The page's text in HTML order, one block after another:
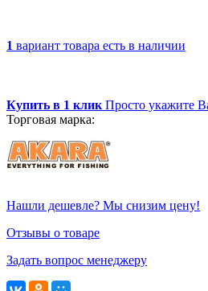
1 вариант товара есть в наличии
Купить в 1 клик Просто укажите
Торговая марка:
Нашли дешевле? Мы снизим цену!
Отзывы о товаре
Задать вопрос менеджеру